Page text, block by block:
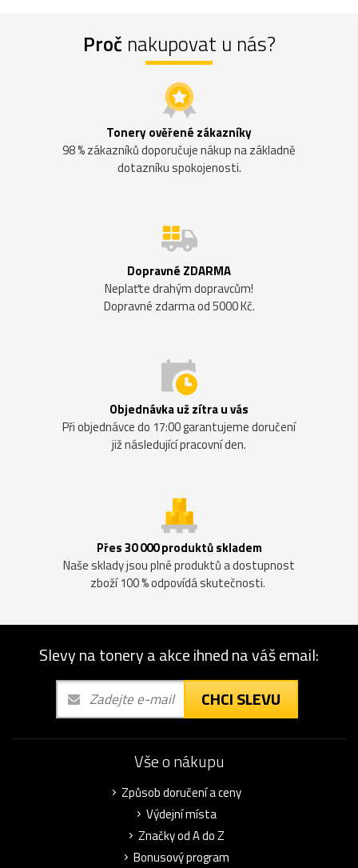
Proč nakupovat u nás?
Tonery ověřené zákazníky
98 % zákazníků doporučuje nákup na základně
dotazníku spokojenosti.
Dopravné ZDARMA
Neplaťte drahým dopravcům!
Dopravné zdarma od 5000 Kč.
Objednávka už zítra u vás
Při objednávce do 17:00 garantujeme doručení
již následující pracovní den.
Přes 30 000 produktů skladem
Naše sklady jsou plné produktů a dostupnost
zboží 100 % odpovídá skutečnosti.
Slevy na tonery a akce ihned na váš email:
CHCI SLEVU
Vše o nákupu
Způsob doručení a ceny
Výdejní místa
Značky od A do Z
Bonusový program